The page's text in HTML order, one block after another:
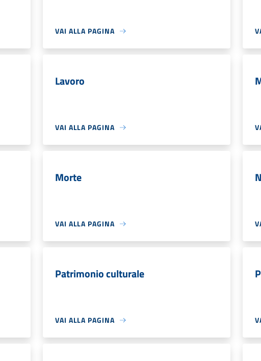
VAI ALLA PAGINA
Lavoro
VAI ALLA PAGINA
Morte
VAI ALLA PAGINA
Patrimonio culturale
VAI ALLA PAGINA